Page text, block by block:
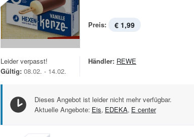
Preis: € 1,99
Leider verpasst!
Gültig: 08.02. - 14.02.
Händler: REWE
Dieses Angebot ist leider nicht mehr verfügbar.
Aktuelle Angebote: Eis, EDEKA, E center